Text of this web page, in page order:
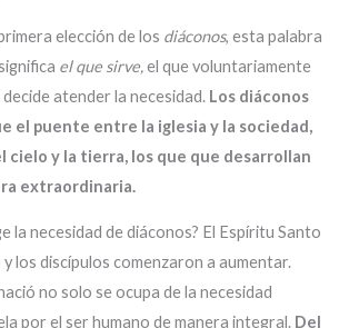
elección de los diáconos, esta palabra
el que sirve,el que voluntariamente
atender la necesidad. Los diáconos
el puente entre la iglesia y la sociedad,
cielo y la tierra, los que que desarrollan
extraordinaria.
la necesidad de diáconos? El Espíritu Santo
los discípulos comenzaron a aumentar.
no solo se ocupa de la necesidad
por el ser humano de manera integral. Del